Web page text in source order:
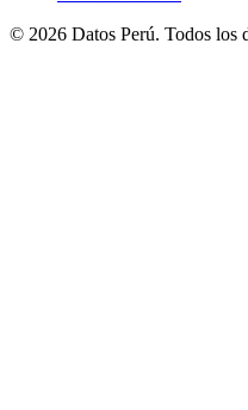
© 2026 Datos Perú. Todos los